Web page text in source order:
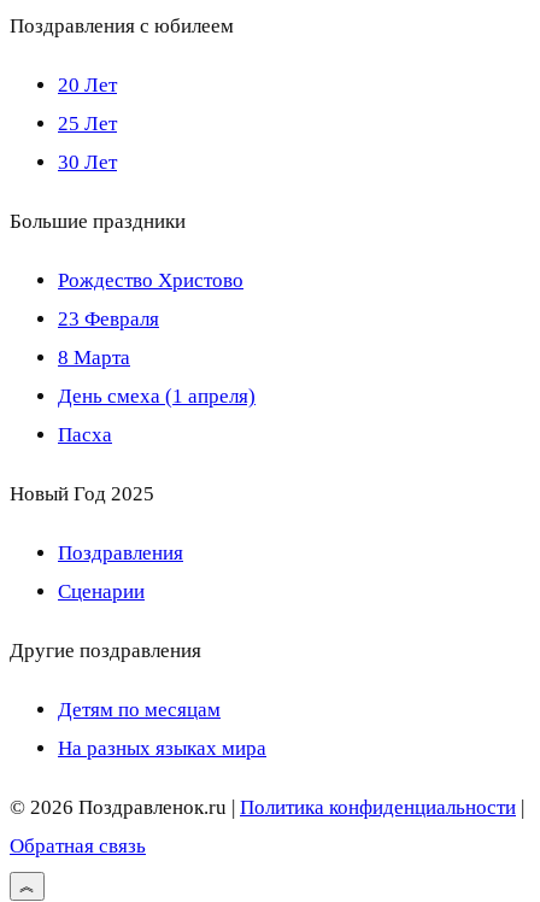
Поздравления с юбилеем
20 Лет
25 Лет
30 Лет
Большие праздники
Рождество Христово
23 Февраля
8 Марта
День смеха (1 апреля)
Пасха
Новый Год 2025
Поздравления
Сценарии
Другие поздравления
Детям по месяцам
На разных языках мира
© 2026 Поздравленок.ru | Политика конфиденциальности |
Обратная связь